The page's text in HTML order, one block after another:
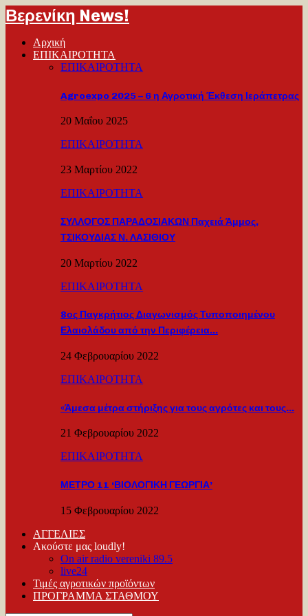
Βερενίκη News!
Αρχική
ΕΠΙΚΑΙΡΟΤΗΤΑ
ΕΠΙΚΑΙΡΟΤΗΤΑ
Agroexpo 2025 – 6 η Αγροτική Έκθεση Ιεράπετρας
20 Μαΐου 2025
ΕΠΙΚΑΙΡΟΤΗΤΑ
23 Μαρτίου 2022
ΕΠΙΚΑΙΡΟΤΗΤΑ
ΣΥΛΛΟΓΟΣ ΠΑΡΑΔΟΣΙΑΚΩΝ Παχειά Άμμος,
ΤΣΙΚΟΥΔΙΑΣ Ν. ΛΑΣΙΘΙΟΥ
20 Μαρτίου 2022
ΕΠΙΚΑΙΡΟΤΗΤΑ
8ος Παγκρήτιος Διαγωνισμός Τυποποιημένου
Ελαιολάδου από την Περιφέρεια…
24 Φεβρουαρίου 2022
ΕΠΙΚΑΙΡΟΤΗΤΑ
«Άμεσα μέτρα στήριξης για τους αγρότες και τους…
21 Φεβρουαρίου 2022
ΕΠΙΚΑΙΡΟΤΗΤΑ
ΜΕΤΡΟ 11 ‘ΒΙΟΛΟΓΙΚΗ ΓΕΩΡΓΙΑ’
15 Φεβρουαρίου 2022
ΑΓΓΕΛΙΕΣ
Ακούστε μας loudly!
On air radio vereniki 89.5
live24
Τιμές αγροτικών προϊόντων
ΠΡΟΓΡΑΜΜΑ ΣΤΑΘΜΟΥ